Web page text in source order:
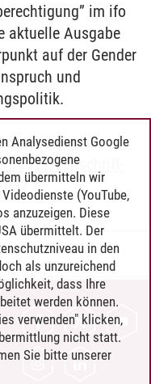
im ifo
aktuelle Ausgabe
auf der Gender
und
2022/zeitschrift-
Analysedienst Google
übermitteln wir
(YouTube,
anzuzeigen. Diese
übermittelt. Der
in den
als unzureichend
dass Ihre
werden können.
verwenden" klicken,
nicht statt.
Sie bitte unserer